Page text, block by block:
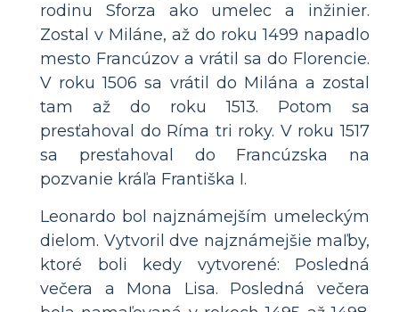
rodinu Sforza ako umelec a inžinier.
Zostal v Miláne, až do roku 1499 napadlo
mesto Francúzov a vrátil sa do Florencie.
V roku 1506 sa vrátil do Milána a zostal
tam až do roku 1513. Potom sa
presťahoval do Ríma tri roky. V roku 1517
sa presťahoval do Francúzska na
pozvanie kráľa Františka I.
Leonardo bol najznámejším umeleckým
dielom. Vytvoril dve najznámejšie maľby,
ktoré boli kedy vytvorené: Posledná
večera a Mona Lisa. Posledná večera